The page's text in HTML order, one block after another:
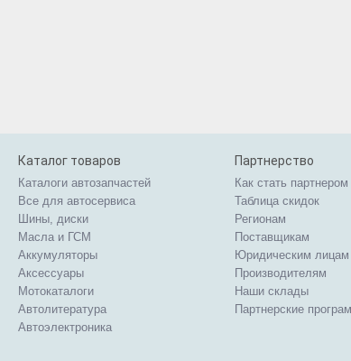
Каталог товаров
Каталоги автозапчастей
Все для автосервиса
Шины, диски
Масла и ГСМ
Аккумуляторы
Аксессуары
Мотокаталоги
Автолитература
Автоэлектроника
Партнерство
Как стать партнером
Таблица скидок
Регионам
Поставщикам
Юридическим лицам
Производителям
Наши склады
Партнерские